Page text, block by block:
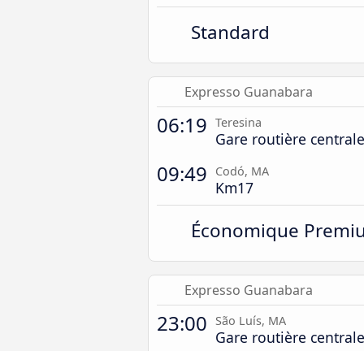
Standard
Expresso Guanabara
06:19 Teresina
Gare routière centrale
09:49 Codó, MA
Km17
Économique
Expresso Guanabara
23:00 São Luís, MA
Gare routière centrale